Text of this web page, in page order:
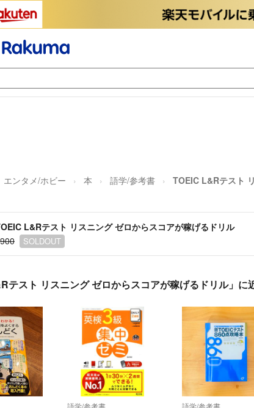
エンタメ/ホビー 本 語学/参考書 TOEIC L&Rテスト
L&Rテスト リスニング ゼロからスコアが稼げるドリル
SOLDOUT
テスト リスニング ゼロからスコアが稼げるドリル」に
語学/参考書 語学/参考書